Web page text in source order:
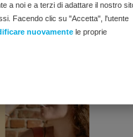
a noi e a terzi di adattare il nostro
Facendo clic su "Accetta", l'utente
nuovamente le proprie